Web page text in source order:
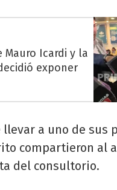
Mauro Icardi y la
exponer
llevar a uno de
compartieron al
del consultorio.